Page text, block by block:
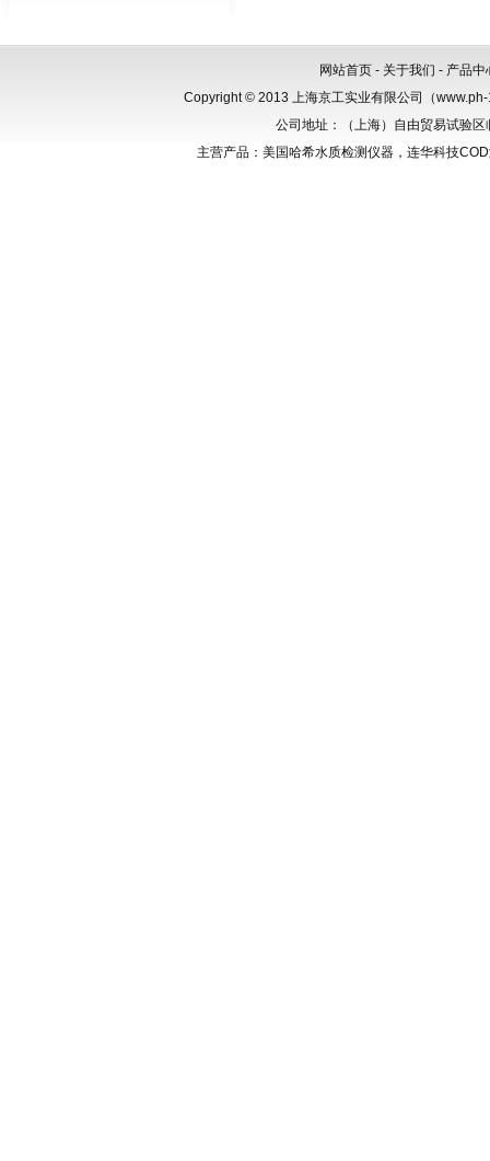
网站首页 - 关于我们 - 产品中
Copyright © 2013 上海京工实业有限公司（
公司地址：（上海）自由贸易试验
主营产品：美国哈希水质检测仪器，连华科技